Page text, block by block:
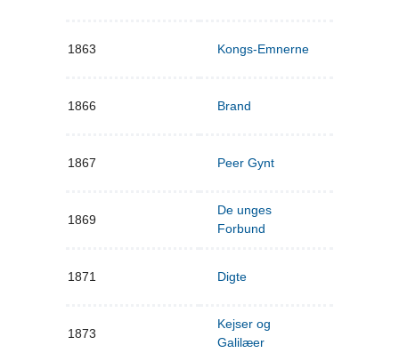
1863 Kongs-Emnerne
1866 Brand
1867 Peer Gynt
1869
De unges
Forbund
1871 Digte
1873
Kejser og
Galilæer